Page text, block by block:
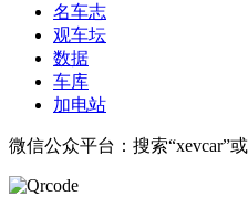
名车志
观车坛
数据
车库
加电站
微信公众平台：搜索“xevcar”